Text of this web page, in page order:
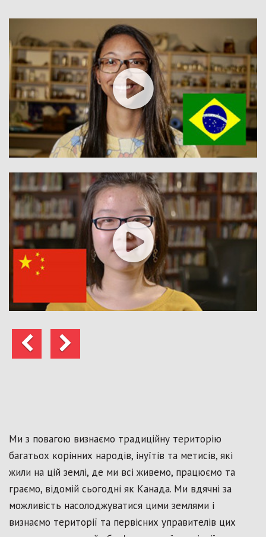
Попередні
Далі
Ми з повагою визнаємо традиційну територію
багатьох корінних народів, інуїтів та метисів, які
жили на цій землі, де ми всі живемо, працюємо та
граємо, відомій сьогодні як Канада. Ми вдячні за
можливість насолоджуватися цими землями і
визнаємо території та первісних управителів цих